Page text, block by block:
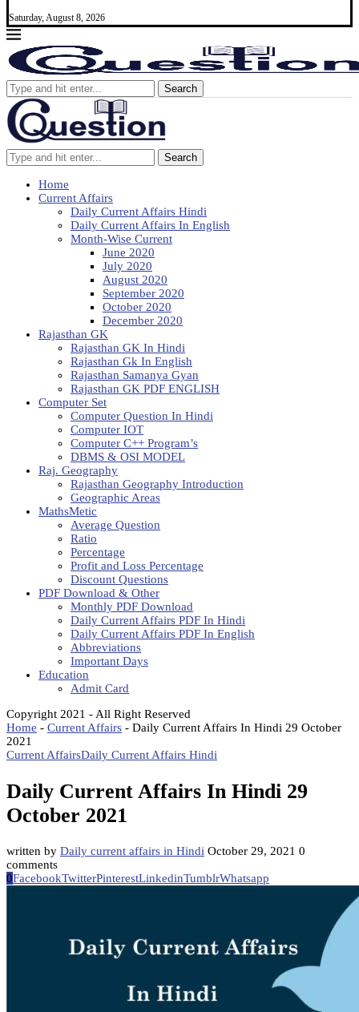
Saturday, August 8, 2026
Search
Search
Home
Current Affairs
Daily Current Affairs Hindi
Daily Current Affairs In English
Month-Wise Current
June 2020
July 2020
August 2020
September 2020
October 2020
December 2020
Rajasthan GK
Rajasthan GK In Hindi
Rajasthan Gk In English
Rajasthan Samanya Gyan
Rajasthan GK PDF ENGLISH
Computer Set
Computer Question In Hindi
Computer IOT
Computer C++ Program’s
DBMS & OSI MODEL
Raj. Geography
Rajasthan Geography Introduction
Geographic Areas
MathsMetic
Average Question
Ratio
Percentage
Profit and Loss Percentage
Discount Questions
PDF Download & Other
Monthly PDF Download
Daily Current Affairs PDF In Hindi
Daily Current Affairs PDF In English
Abbreviations
Important Days
Education
Admit Card
Copyright 2021 - All Right Reserved
Home - Current Affairs - Daily Current Affairs In Hindi 29 October
2021
Current AffairsDaily Current Affairs Hindi
Daily Current Affairs In Hindi 29
October 2021
written by Daily current affairs in Hindi October 29, 2021 0
comments
0FacebookTwitterPinterestLinkedinTumblrWhatsapp